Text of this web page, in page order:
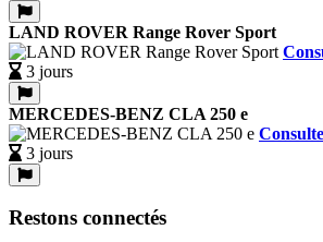
LAND ROVER Range Rover Sport
3 jours
MERCEDES-BENZ CLA 250 e
3 jours
Restons connectés